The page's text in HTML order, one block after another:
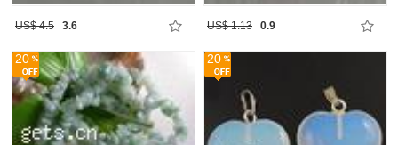
US$ 4.5 3.6 US$ 1.13 0.9
20 20